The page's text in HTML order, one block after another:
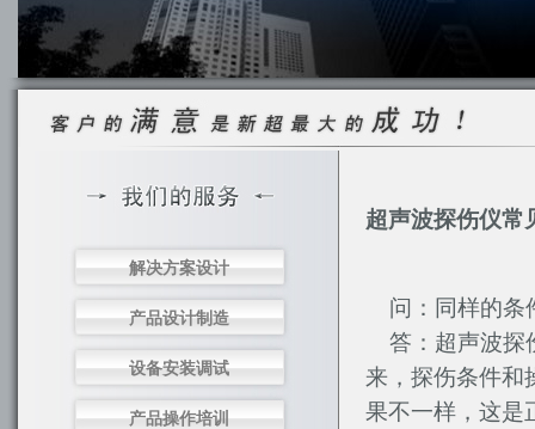
解决方案设计
产品设计制造
设备安装调试
产品操作培训
超声波探伤仪常
问：同样的条
答：超声波探
来，探伤条件和
果不一样，这是